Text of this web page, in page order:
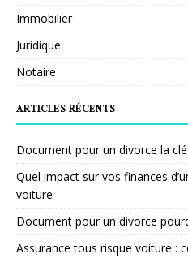
Immobilier
Juridique
Notaire
ARTICLES RÉCENTS
Document pour un divorce la
Quel impact sur vos finances
voiture
Document pour un divorce
Assurance tous risque voiture :